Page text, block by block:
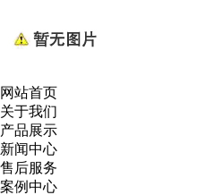
网站首页
关于我们
产品展示
新闻中心
售后服务
案例中心